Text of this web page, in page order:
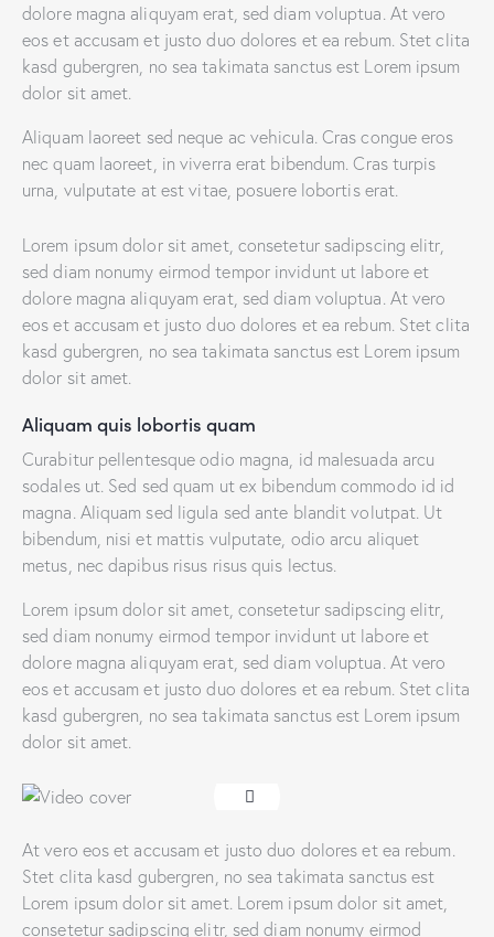
dolore magna aliquyam erat, sed diam voluptua. At vero
eos et accusam et justo duo dolores et ea rebum. Stet clita
kasd gubergren, no sea takimata sanctus est Lorem ipsum
dolor sit amet.
Aliquam laoreet sed neque ac vehicula. Cras congue eros
nec quam laoreet, in viverra erat bibendum. Cras turpis
urna, vulputate at est vitae, posuere lobortis erat.
Lorem ipsum dolor sit amet, consetetur sadipscing elitr,
sed diam nonumy eirmod tempor invidunt ut labore et
dolore magna aliquyam erat, sed diam voluptua. At vero
eos et accusam et justo duo dolores et ea rebum. Stet clita
kasd gubergren, no sea takimata sanctus est Lorem ipsum
dolor sit amet.
Aliquam quis lobortis quam
Curabitur pellentesque odio magna, id malesuada arcu
sodales ut. Sed sed quam ut ex bibendum commodo id id
magna. Aliquam sed ligula sed ante blandit volutpat. Ut
bibendum, nisi et mattis vulputate, odio arcu aliquet
metus, nec dapibus risus risus quis lectus.
Lorem ipsum dolor sit amet, consetetur sadipscing elitr,
sed diam nonumy eirmod tempor invidunt ut labore et
dolore magna aliquyam erat, sed diam voluptua. At vero
eos et accusam et justo duo dolores et ea rebum. Stet clita
kasd gubergren, no sea takimata sanctus est Lorem ipsum
dolor sit amet.
At vero eos et accusam et justo duo dolores et ea rebum.
Stet clita kasd gubergren, no sea takimata sanctus est
Lorem ipsum dolor sit amet. Lorem ipsum dolor sit amet,
consetetur sadipscing elitr, sed diam nonumy eirmod